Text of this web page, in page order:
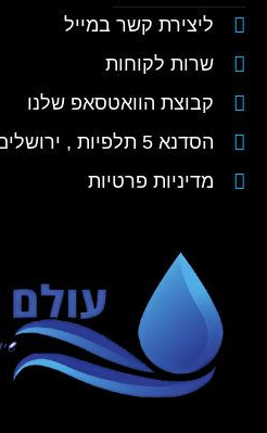
ליצירת קשר במייל
שרות לקוחות
קבוצת הוואטסאפ שלנו
הסדנא 5 תלפיות , ירושלים
מדיניות פרטיות